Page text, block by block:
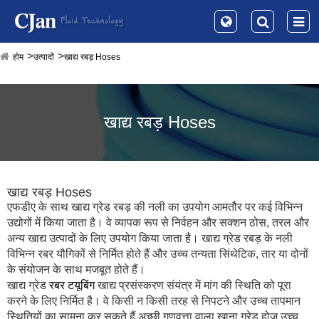
होम उत्पादों खाद्य रबड़ Hoses
खाद्य रबड़ Hoses
खाद्य रबड़ Hoses
एफडीए के साथ खाद्य ग्रेड रबड़ की नली का उपयोग आमतौर पर कई विभिन्न
उद्योगों में किया जाता है। वे व्यापक रूप से निर्वहन और सक्शन ठोस, तरल और
अन्य खाद्य उत्पादों के लिए उपयोग किया जाता है। खाद्य ग्रेड रबड़ के नली
विभिन्न रबर यौगिकों से निर्मित होते हैं और उच्च तन्यता सिंथेटिक, तार या दोनों
के संयोजन के साथ मजबूत होते हैं।
खाद्य ग्रेडरबर टयूबिंगखाद्य प्रसंस्करण संयंत्र में मांग की स्थिति को पूरा
करने के लिए निर्मित है। वे किसी न किसी तरह से निपटने और उच्च तापमान
स्थितियों का सामना कर सकते हैं अच्छी गुणवत्ता वाला खाना ग्रेड होज उच्च